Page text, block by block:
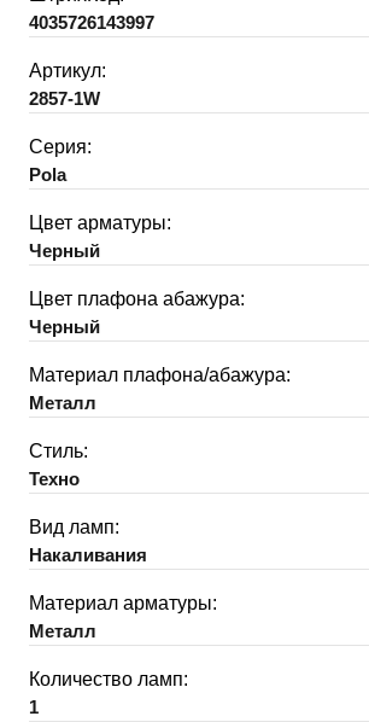
4035726143997
Артикул:
2857-1W
Серия:
Pola
Цвет арматуры:
Черный
Цвет плафона абажура:
Черный
Материал плафона/абажура:
Металл
Стиль:
Техно
Вид ламп:
Накаливания
Материал арматуры:
Металл
Количество ламп:
1